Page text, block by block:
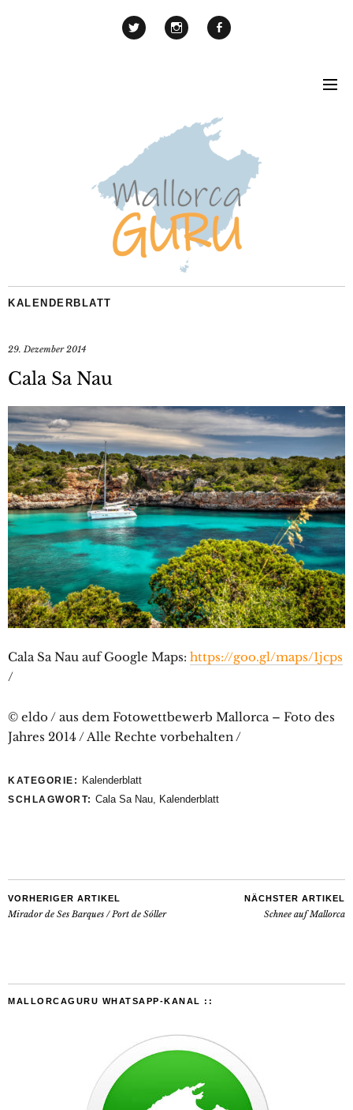
KALENDERBLATT
29. Dezember 2014
Cala Sa Nau
Cala Sa Nau auf Google Maps: https://goo.gl/maps/1jcps
/
© eldo / aus dem Fotowettbewerb Mallorca – Foto des
Jahres 2014 / Alle Rechte vorbehalten /
KATEGORIE: Kalenderblatt
SCHLAGWORT: Cala Sa Nau Kalenderblatt
VORHERIGER ARTIKEL
Mirador de Ses Barques / Port de Sóller
NÄCHSTER ARTIKEL
Schnee auf Mallorca
MALLORCAGURU WHATSAPP-KANAL ::